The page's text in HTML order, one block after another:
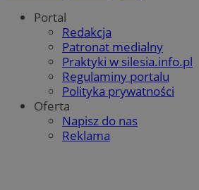
Portal
Redakcja
Patronat medialny
Praktyki w silesia.info.pl
Regulaminy portalu
Polityka prywatności
Oferta
Napisz do nas
Reklama